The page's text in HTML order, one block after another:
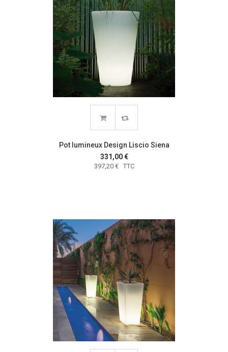
Pot lumineux Design Liscio Siena
331,00 €
397,20 € TTC